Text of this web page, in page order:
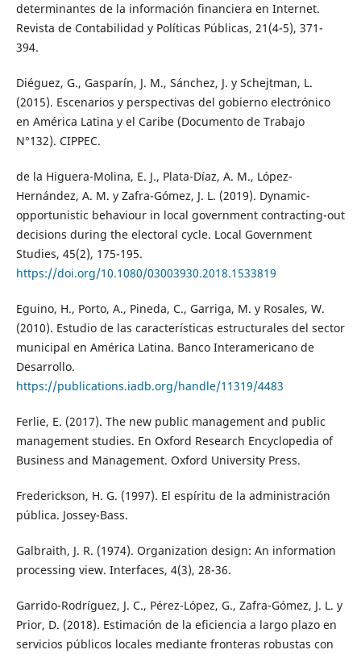
determinantes de la información financiera en Internet.
Revista de Contabilidad y Políticas Públicas, 21(4-5), 371-
394.
Diéguez, G., Gasparín, J. M., Sánchez, J. y Schejtman, L.
(2015). Escenarios y perspectivas del gobierno electrónico
en América Latina y el Caribe (Documento de Trabajo
N°132). CIPPEC.
de la Higuera-Molina, E. J., Plata-Díaz, A. M., López-
Hernández, A. M. y Zafra-Gómez, J. L. (2019). Dynamic-
opportunistic behaviour in local government contracting-out
decisions during the electoral cycle. Local Government
Studies, 45(2), 175-195.
https://doi.org/10.1080/03003930.2018.1533819
Eguino, H., Porto, A., Pineda, C., Garriga, M. y Rosales, W.
(2010). Estudio de las características estructurales del sector
municipal en América Latina. Banco Interamericano de
Desarrollo.
https://publications.iadb.org/handle/11319/4483
Ferlie, E. (2017). The new public management and public
management studies. En Oxford Research Encyclopedia of
Business and Management. Oxford University Press.
Frederickson, H. G. (1997). El espíritu de la administración
pública. Jossey-Bass.
Galbraith, J. R. (1974). Organization design: An information
processing view. Interfaces, 4(3), 28-36.
Garrido-Rodríguez, J. C., Pérez-López, G., Zafra-Gómez, J. L. y
Prior, D. (2018). Estimación de la eficiencia a largo plazo en
servicios públicos locales mediante fronteras robustas con